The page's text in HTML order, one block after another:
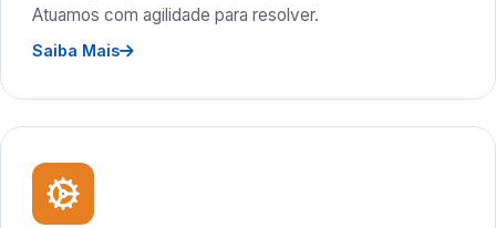
Atuamos com agilidade para resolver.
Saiba Mais